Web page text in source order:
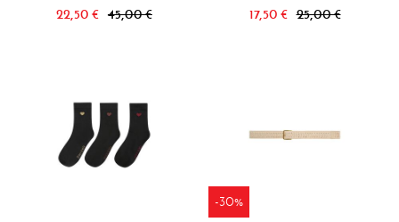
22,50 € 45,00 € 17,50 € 25,00 €
-30%